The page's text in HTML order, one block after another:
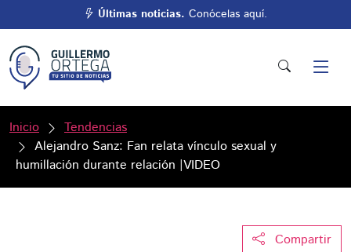
Últimas noticias. Conócelas aquí.
Inicio
Tendencias
Alejandro Sanz: Fan relata vínculo sexual y
humillación durante relación |VIDEO
Compartir